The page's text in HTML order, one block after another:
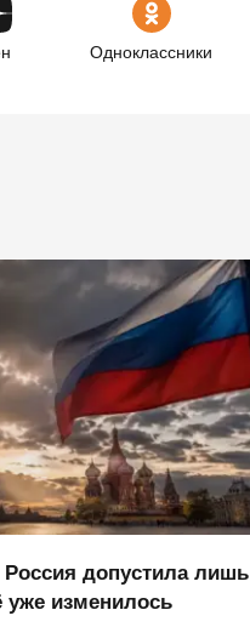
Одноклассники
допустила лишь
уже изменилось